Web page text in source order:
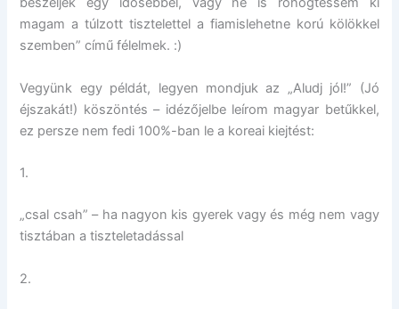
magam a túlzott tisztelettel a fiamislehetne korú kölökkel
szemben” című félelmek. :)
Vegyünk egy példát, legyen mondjuk az „Aludj jól!” (Jó
éjszakát!) köszöntés – idézőjelbe leírom magyar betűkkel,
ez persze nem fedi 100%-ban le a koreai kiejtést:
1.
„csal csah” – ha nagyon kis gyerek vagy és még nem vagy
tisztában a tiszteletadással
2.